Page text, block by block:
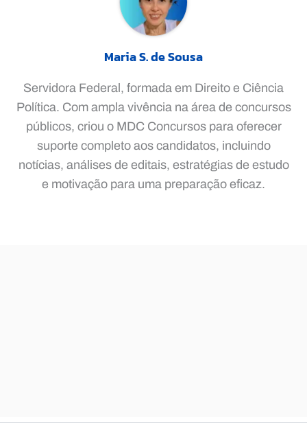
Maria S. de Sousa
Servidora Federal, formada em Direito e Ciência
Política. Com ampla vivência na área de concursos
públicos, criou o MDC Concursos para oferecer
suporte completo aos candidatos, incluindo
notícias, análises de editais, estratégias de estudo
e motivação para uma preparação eficaz.